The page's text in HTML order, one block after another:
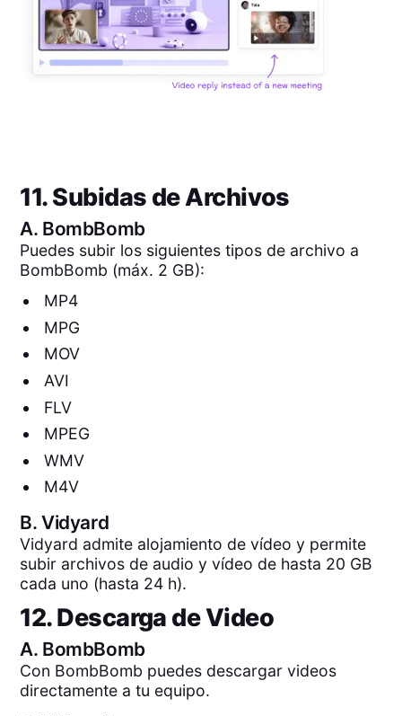
11. Subidas de Archivos
A. BombBomb
Puedes subir los siguientes tipos de archivo a
BombBomb (máx. 2 GB):
MP4
MPG
MOV
AVI
FLV
MPEG
WMV
M4V
B.Vidyard
Vidyard admite alojamiento de vídeo y permite
subir archivos de audio y vídeo de hasta 20 GB
cada uno (hasta 24 h).
12. Descarga de Video
A. BombBomb
Con BombBomb puedes descargar videos
directamente a tu equipo.